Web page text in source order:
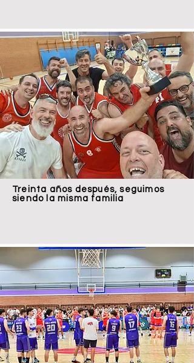
Treinta años después, seguimos
siendo la misma familia